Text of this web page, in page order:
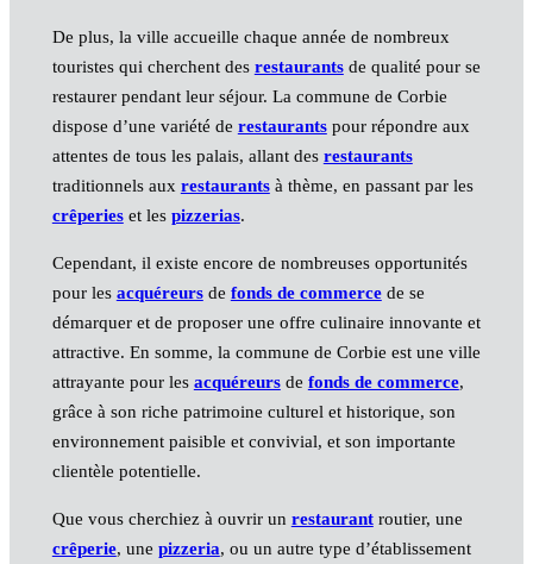
De plus, la ville accueille chaque année de nombreux
touristes qui cherchent des restaurantsde qualité pour se
restaurer pendant leur séjour. La commune de Corbie
dispose d’une variété de restaurantspour répondre aux
attentes de tous les palais, allant des restaurants
traditionnels aux restaurantsà thème, en passant par les
crêperieset les pizzerias.
Cependant, il existe encore de nombreuses opportunités
pour les acquéreursde fonds de commercede se
démarquer et de proposer une offre culinaire innovante et
attractive. En somme, la commune de Corbie est une ville
attrayante pour les acquéreursde fonds de commerce,
grâce à son riche patrimoine culturel et historique, son
environnement paisible et convivial, et son importante
clientèle potentielle.
Que vous cherchiez à ouvrir un restaurantroutier, une
crêperie, une pizzeria, ou un autre type d’établissement